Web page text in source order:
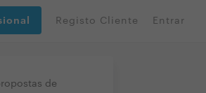
Registo Cliente Entrar
de